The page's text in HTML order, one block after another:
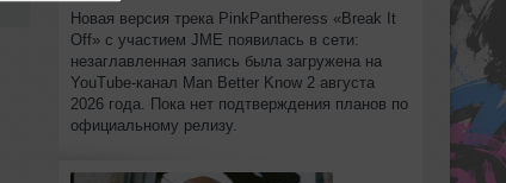
Новая версия трека PinkPantheress «Break It
Off» с участием JME появилась в сети:
незаглавленная запись была загружена на
YouTube-канал Man Better Know 2 августа
2026 года. Пока нет подтверждения планов по
официальному релизу.